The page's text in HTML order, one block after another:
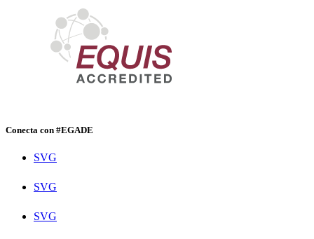
Conecta con #EGADE
SVG
SVG
SVG